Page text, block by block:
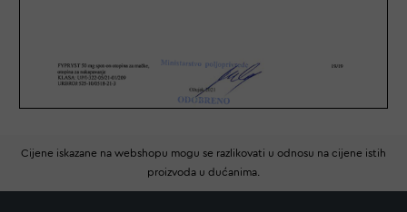
Cijene iskazane na webshopu mogu se razlikovati u odnosu na cijene istih
proizvoda u dućanima.